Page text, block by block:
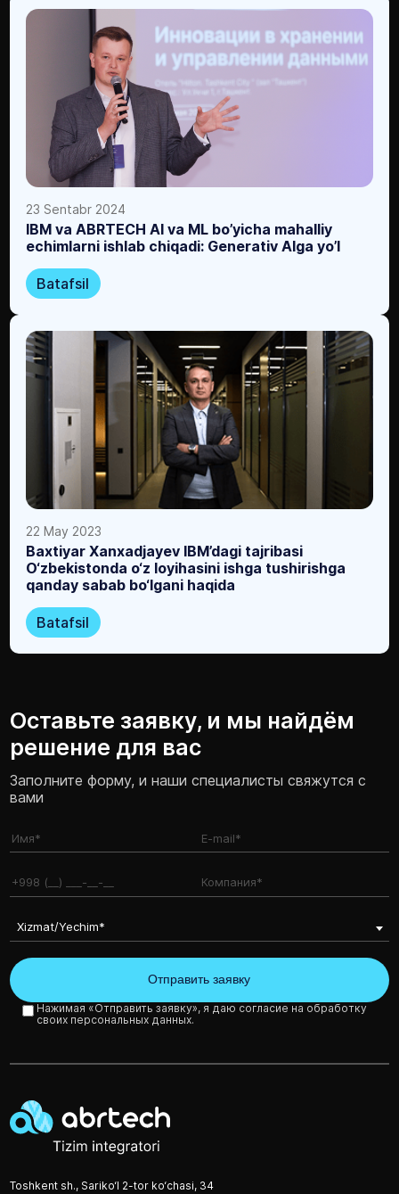
23 Sentabr 2024
IBM va ABRTECH AI va ML bo’yicha mahalliy
echimlarni ishlab chiqadi: Generativ AIga yo’l
Batafsil
22 May 2023
Baxtiyar Xanxadjayev IBM’dagi tajribasi
O‘zbekistonda o‘z loyihasini ishga tushirishga
qanday sabab bo‘lgani haqida
Batafsil
Оставьте заявку, и мы найдём
решение для вас
Заполните форму, и наши специалисты свяжутся с
вами
Xizmat/Yechim*
Нажимая «Отправить заявку», я даю согласие на обработку
своих персональных данных.
Toshkent sh., Sariko‘l 2-tor ko‘chasi, 34